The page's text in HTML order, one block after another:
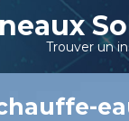
Trouver un